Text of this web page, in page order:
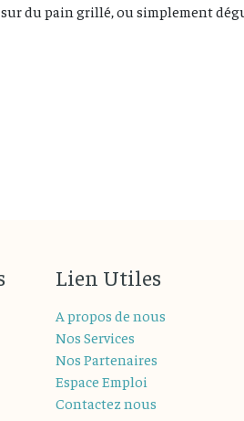
du pain grillé, ou simplement
Lien Utiles
A propos de nous
Nos Services
Nos Partenaires
Espace Emploi
Contactez nous